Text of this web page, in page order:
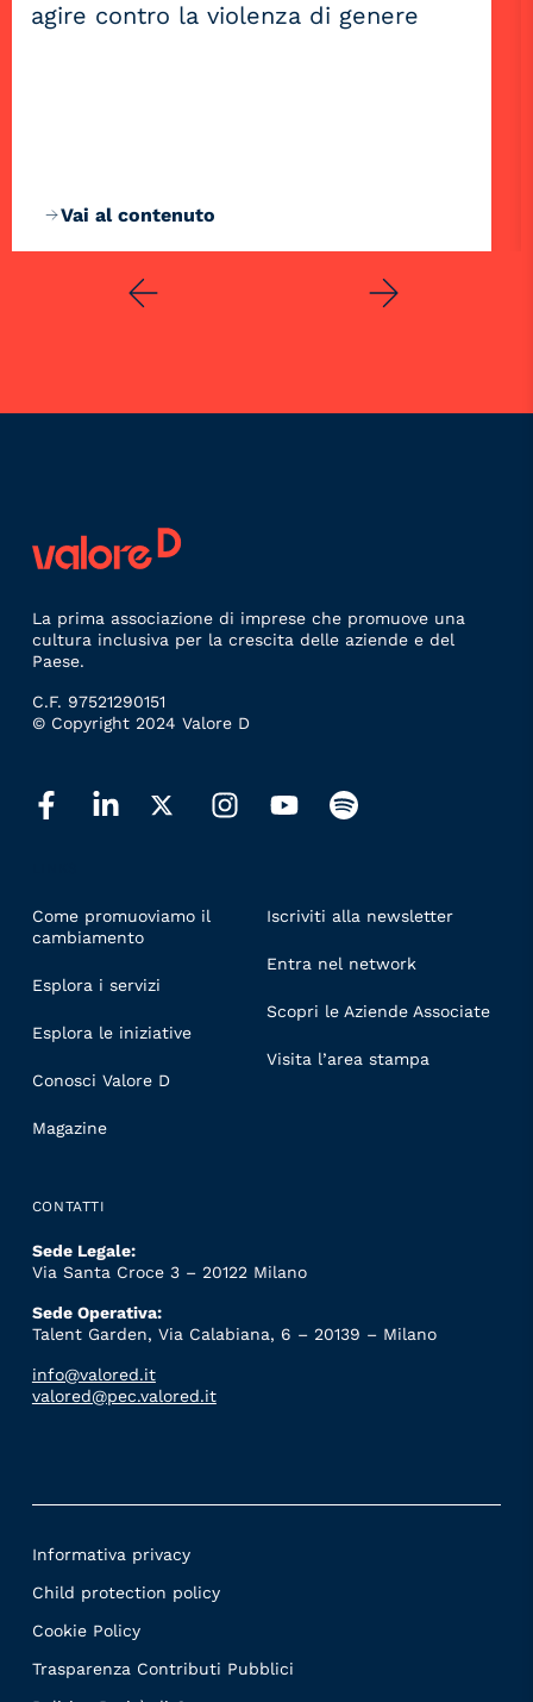
agire contro la violenza di genere
Vai al contenuto
La prima associazione di imprese che promuove una
cultura inclusiva per la crescita delle aziende e del
Paese.
C.F. 97521290151
© Copyright 2024 Valore D
Come promuoviamo il
cambiamento
Esplora i servizi
Esplora le iniziative
Conosci Valore D
Magazine
Iscriviti alla newsletter
Entra nel network
Scopri le Aziende Associate
Visita l’area stampa
CONTATTI
Sede Legale:
Via Santa Croce 3 – 20122 Milano
Sede Operativa:
Talent Garden, Via Calabiana, 6 – 20139 – Milano
info@valored.it
valored@pec.valored.it
Informativa privacy
Child protection policy
Cookie Policy
Trasparenza Contributi Pubblici